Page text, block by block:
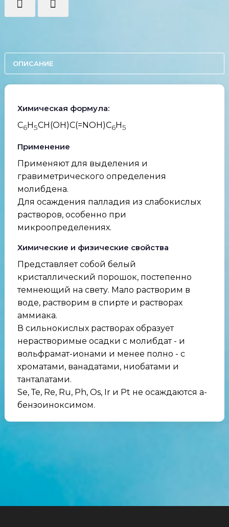
ОПИСАНИЕ
Химическая формула:
C6H5CH(OH)C(=NOH)C6H5
Применение
Применяют для выделения и
гравиметрического определения
молибдена.
Для осаждения палладия из слабокислых
растворов, особенно при
микроопределениях.
Химические и физические свойства
Представляет собой белый
кристаллический порошок, постепенно
темнеющий на свету. Мало растворим в
воде, растворим в спирте и растворах
аммиака.
В сильнокислых растворах образует
нерастворимые осадки с молибдат - и
вольфрамат-ионами и менее полно - с
хроматами, ванадатами, ниобатами и
танталатами.
Se, Те, Re, Ru, Ph, Os, Ir и Pt не осаждаются а-
бензоиноксимом.